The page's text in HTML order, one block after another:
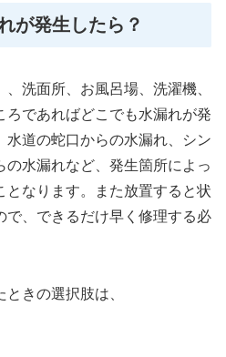
が発生したら？
、洗面所、お風呂場、洗濯機、
ろであればどこでも水漏れが発
水道の蛇口からの水漏れ、シン
の水漏れなど、発生箇所によっ
となります。また放置すると状
で、できるだけ早く修理する必
きの選択肢は、